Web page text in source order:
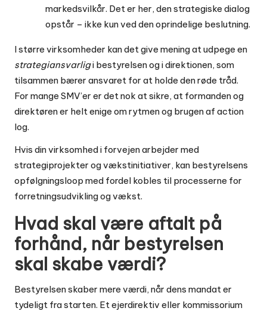
markedsvilkår. Det er her, den strategiske dialog
opstår – ikke kun ved den oprindelige beslutning.
I større virksomheder kan det give mening at udpege en
strategiansvarligi bestyrelsen og i direktionen, som
tilsammen bærer ansvaret for at holde den røde tråd.
For mange SMV’er er det nok at sikre, at formanden og
direktøren er helt enige om rytmen og brugen af action
log.
Hvis din virksomhed i forvejen arbejder med
strategiprojekter og vækstinitiativer, kan bestyrelsens
opfølgningsloop med fordel kobles til processerne for
forretningsudvikling og vækst.
Hvad skal være aftalt på
forhånd, når bestyrelsen
skal skabe værdi?
Bestyrelsen skaber mere værdi, når dens mandat er
tydeligt fra starten. Et ejerdirektiv eller kommissorium